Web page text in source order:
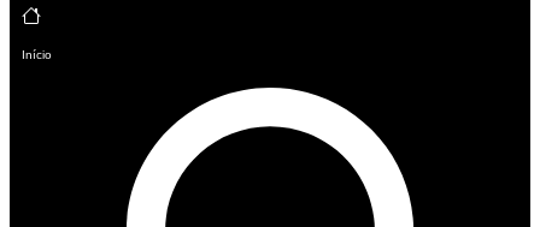
Início